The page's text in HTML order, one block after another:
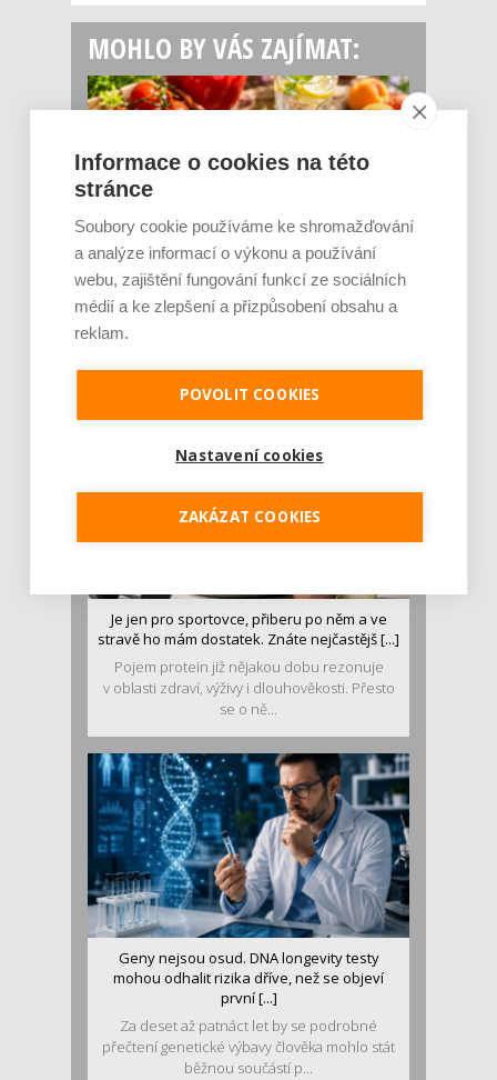
MOHLO BY VÁS ZAJÍMAT:
Rajčata, borůvky nebo ořechy. Potraviny,
které v létě pomáhají hormonům a ulevuj [...]
Léto je ideálním časem dopřát hormonům
luštěniny jsou práv...
Je jen pro sportovce, přiberu po něm a ve
stravě ho mám dostatek. Znáte nejčastějš [...]
Pojem protein již nějakou dobu rezonuje
v oblasti zdraví, výživy i dlouhověkosti. Přesto
se o ně...
Geny nejsou osud. DNA longevity testy
mohou odhalit rizika dříve, než se objeví
první [...]
Za deset až patnáct let by se podrobné
přečtení genetické výbavy člověka mohlo stát
běžnou součástí p...
Informace o cookies na této
stránce
Soubory cookie používáme ke shromažďování
a analýze informací o výkonu a používání
webu, zajištění fungování funkcí ze sociálních
médií a ke zlepšení a přizpůsobení obsahu a
reklam.
POVOLIT COOKIES
Nastavení cookies
ZAKÁZAT COOKIES